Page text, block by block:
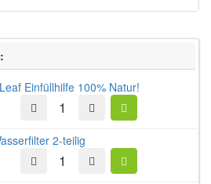
Einfüllhilfe 100% Natur!
2-teilig